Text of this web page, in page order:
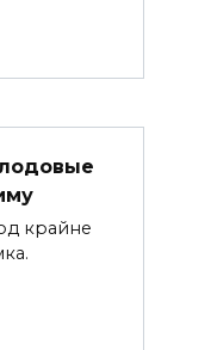
крайне